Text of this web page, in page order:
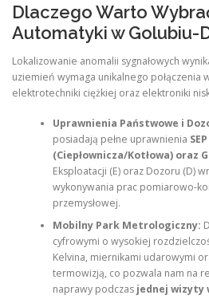
Dlaczego Warto
Automatyki w Golubiu-
Lokalizowanie anomalii sygnałowych
uziemień wymaga unikalnego połączenia
elektrotechniki ciężkiej oraz elektroniki
Uprawnienia Państwowe i
posiadają pełne uprawnienia
(Ciepłownicza/Kotłowa) oraz
Eksploatacji (E) oraz Dozoru (D)
wykonywania prac pomiarowo-
przemysłowej.
Mobilny Park Metrologiczny:
cyfrowymi o wysokiej
Kelvina, miernikami udarowymi
termowizją, co pozwala nam na
naprawy podczas jednej wizyty